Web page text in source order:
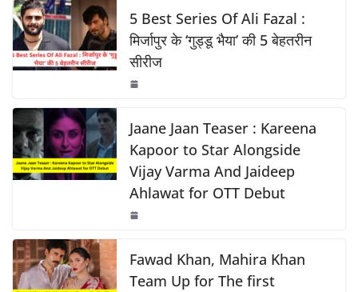
k
e
b
o
o
k
s
A
p
p
y
Li
n
k
e
5 Best Series Of Ali Fazal :
मिर्जापुर के ‘गुड्डू भैया’ की 5 बेहतरीन
सीरीज
Jaane Jaan Teaser : Kareena
Kapoor to Star Alongside
Vijay Varma And Jaideep
Ahlawat for OTT Debut
Fawad Khan, Mahira Khan
Team Up for The first